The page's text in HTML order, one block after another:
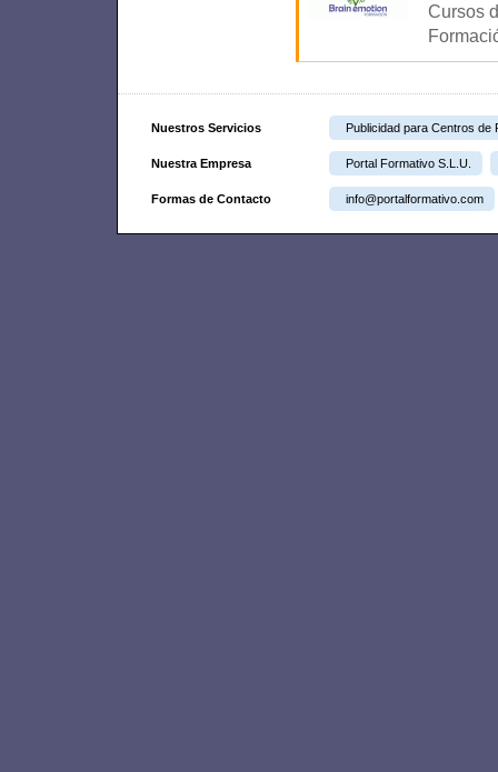
Cursos
Nuestros Servicios Publicidad para Centros de
Nuestra Empresa Portal Formativo S.L.U.
Formas de Contacto info@portalformativo.com